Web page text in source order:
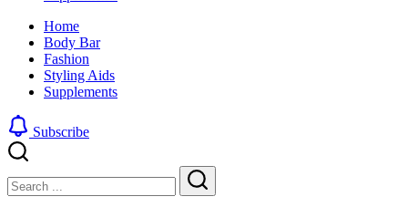
blending
traditional
buzz
with
a
gradient
fade
clean
edgy
look
a
traditional
buzz
cut
with
Home
Body Bar
Fashion
Styling Aids
Supplements
Subscribe
Search
Search